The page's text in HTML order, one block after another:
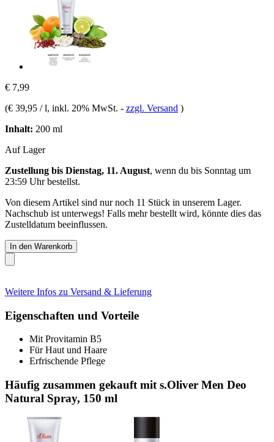
€ 7,99
(€ 39,95 / l, inkl. 20% MwSt. - zzgl. Versand )
Inhalt: 200 ml
Auf Lager
Zustellung bis Dienstag, 11. August, wenn du bis Sonntag um
23:59 Uhrbestellst.
Von diesem Artikel sind nur noch 11 Stück in unserem Lager.
Nachschub ist unterwegs! Falls mehr bestellt wird, könnte dies das
Zustelldatum beeinflussen.
In den Warenkorb
Weitere Infos zu Versand & Lieferung
Eigenschaften und Vorteile
Mit Provitamin B5
Für Haut und Haare
Erfrischende Pflege
Häufig zusammen gekauft mit s.Oliver Men Deo
Natural Spray, 150 ml